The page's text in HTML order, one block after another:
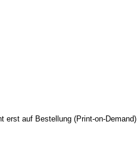
erst auf Bestellung (Print-on-Demand)